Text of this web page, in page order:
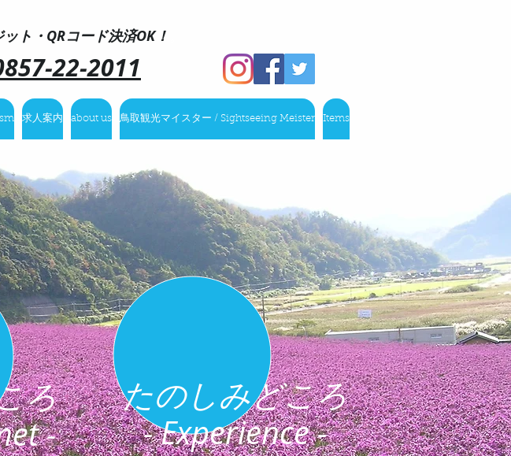
ト・QRコード決済OK！
22-2011
求人案内 about us 鳥取観光マイスター / Sightseeing Meister Items
ろ
-
たのしみどころ
- Experience -